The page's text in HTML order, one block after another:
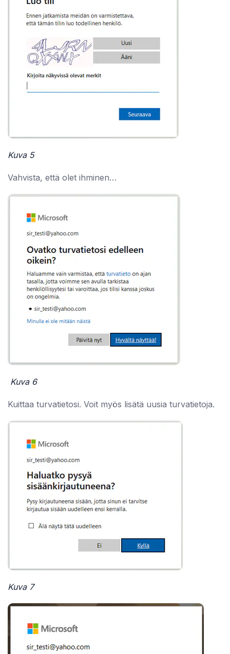
Kuva 5
Vahvista, että olet ihminen…
Kuva 6
Kuittaa turvatietosi. Voit myös lisätä uusia turvatietoja.
Kuva 7